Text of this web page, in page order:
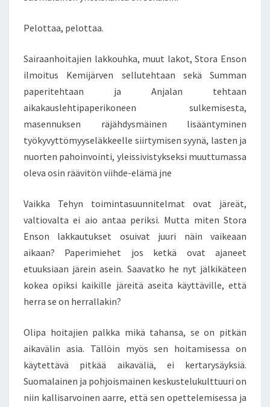
,
O
T
A
Pelottaa, pelottaa.
Sairaanhoitajien lakkouhka, muut lakot, Stora Enson
ilmoitus Kemijärven sellutehtaan sekä Summan
paperitehtaan ja Anjalan tehtaan
aikakauslehtipaperikoneen sulkemisesta,
masennuksen räjähdysmäinen lisääntyminen
työkyvyttömyyseläkkeelle siirtymisen syynä, lasten ja
nuorten pahoinvointi, yleissivistykseksi muuttumassa
oleva osin räävitön viihde-elämä jne
Vaikka Tehyn toimintasuunnitelmat ovat järeät,
valtiovalta ei aio antaa periksi. Mutta miten Stora
Enson lakkautukset osuivat juuri näin vaikeaan
aikaan? Paperimiehet jos ketkä ovat ajaneet
etuuksiaan järein asein. Saavatko he nyt jälkikäteen
kokea opiksi kaikille järeitä aseita käyttäville, että
herra se on herrallakin?
Olipa hoitajien palkka mikä tahansa, se on pitkän
aikavälin asia. Tällöin myös sen hoitamisessa on
käytettävä pitkää aikaväliä, ei kertarysäyksiä.
Suomalainen ja pohjoismainen keskustelukulttuuri on
niin kallisarvoinen aarre, että sen opettelemisessa ja